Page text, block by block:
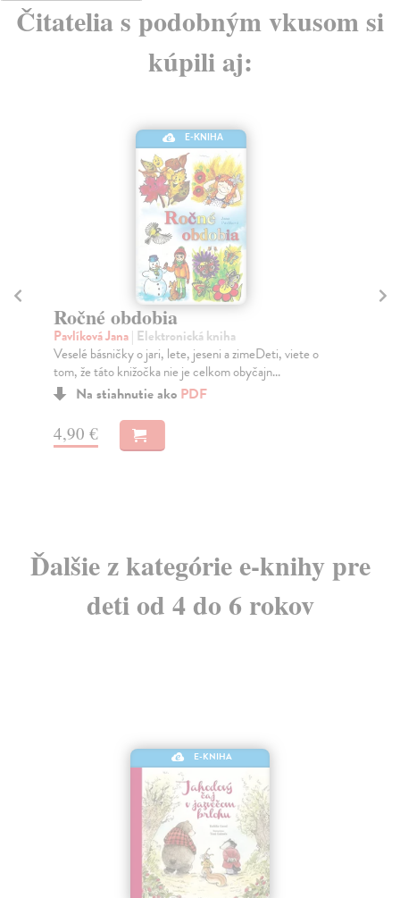
Čitatelia s podobným vkusom si
kúpili aj:
E-KNIHA
Ročné obdobia
Pavlíková Jana| Elektronická kniha
Veselé básničky o jari, lete, jeseni a zimeDeti, viete o
tom, že táto knižočka nie je celkom obyčajn...
Na stiahnutie ako PDF
4,90 €
Ďalšie z kategórie e-knihy pre
deti od 4 do 6 rokov
E-KNIHA